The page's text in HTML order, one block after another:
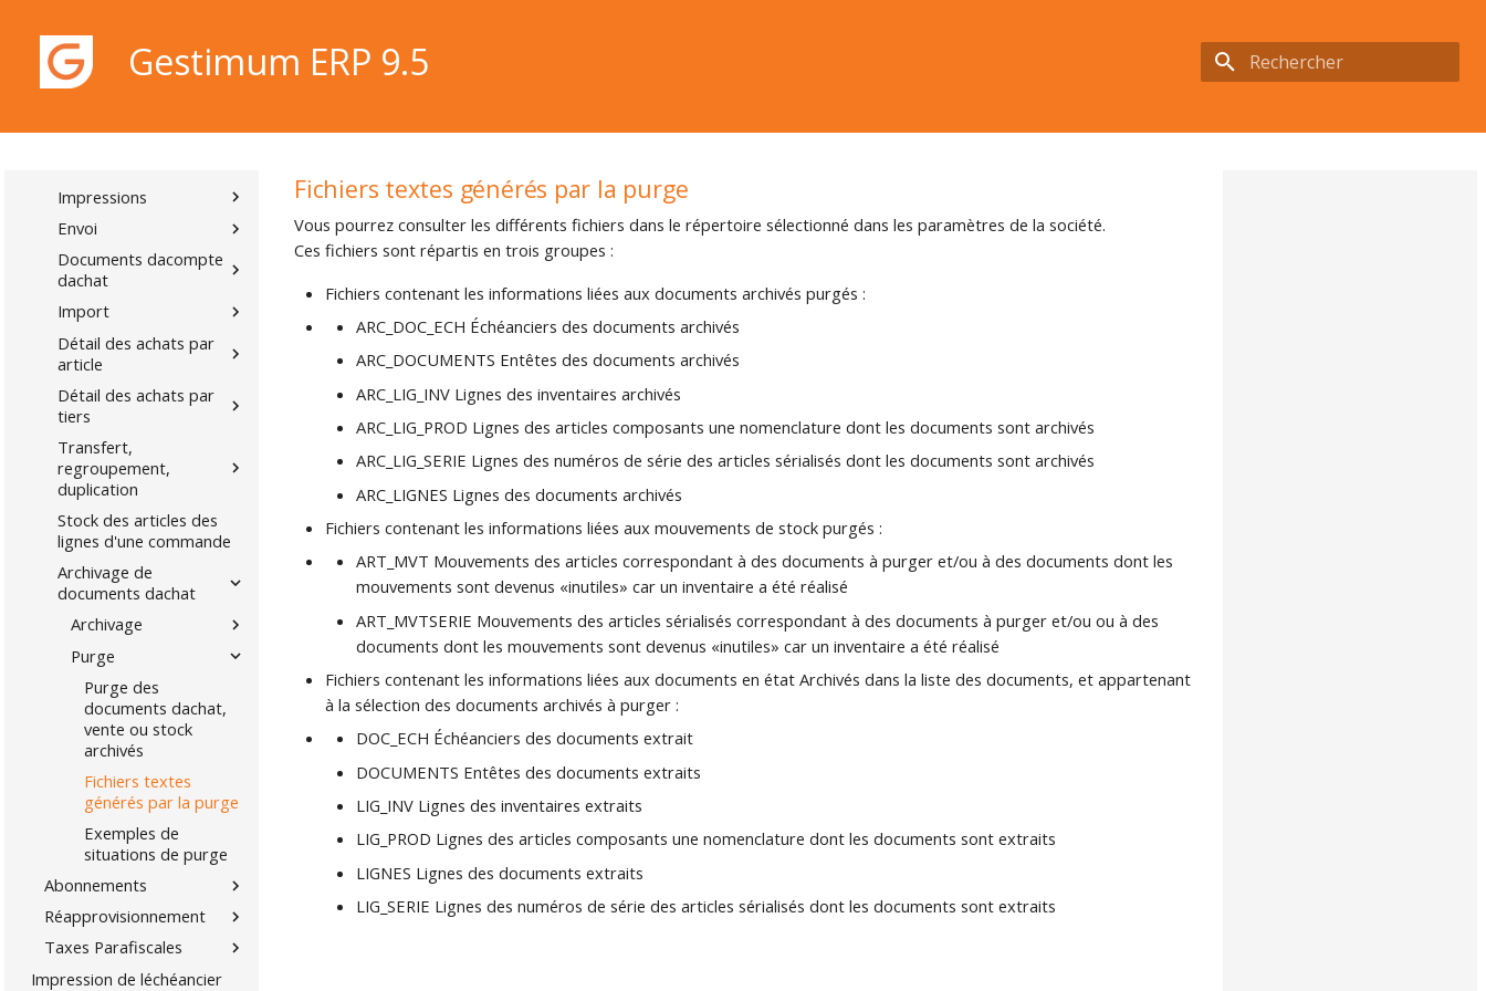
Gestimum ERP 9.5
Documents dachat
Nouveau document
dachat
dachat
Impressions
Envoi
Documents dacompte
dachat
Import
Détail des achats par
article
Détail des achats par
tiers
Transfert,
regroupement,
duplication
Stock des articles des
lignes d'une commande
Archivage de
documents dachat
Archivage
Purge
Purge des
documents dachat,
vente ou stock
archivés
Fichiers textes
générés par la purge
Exemples de
situations de purge
Abonnements
Réapprovisionnement
Taxes Parafiscales
Impression de léchéancier
Fichiers textes générés par la purge
Vous pourrez consulter les différents fichiers dans le répertoire sélectionné dans les paramètres de la société.
Ces fichiers sont répartis en trois groupes :
Fichiers contenant les informations liées aux documents archivés purgés :
ARC_DOC_ECH Échéanciers des documents archivés
ARC_DOCUMENTS Entêtes des documents archivés
ARC_LIG_INV Lignes des inventaires archivés
ARC_LIG_PROD Lignes des articles composants une nomenclature dont les documents sont archivés
ARC_LIG_SERIE Lignes des numéros de série des articles sérialisés dont les documents sont archivés
ARC_LIGNES Lignes des documents archivés
Fichiers contenant les informations liées aux mouvements de stock purgés :
ART_MVT Mouvements des articles correspondant à des documents à purger et/ou à des documents dont les
mouvements sont devenus «inutiles» car un inventaire a été réalisé
ART_MVTSERIE Mouvements des articles sérialisés correspondant à des documents à purger et/ou ou à des
documents dont les mouvements sont devenus «inutiles» car un inventaire a été réalisé
Fichiers contenant les informations liées aux documents en état Archivés dans la liste des documents, et appartenant
à la sélection des documents archivés à purger :
DOC_ECH Échéanciers des documents extrait
DOCUMENTS Entêtes des documents extraits
LIG_INV Lignes des inventaires extraits
LIG_PROD Lignes des articles composants une nomenclature dont les documents sont extraits
LIGNES Lignes des documents extraits
LIG_SERIE Lignes des numéros de série des articles sérialisés dont les documents sont extraits